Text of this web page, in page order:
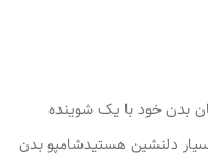
بدن خود با یک شوینده
دلنشین هستیدشامپو بدن